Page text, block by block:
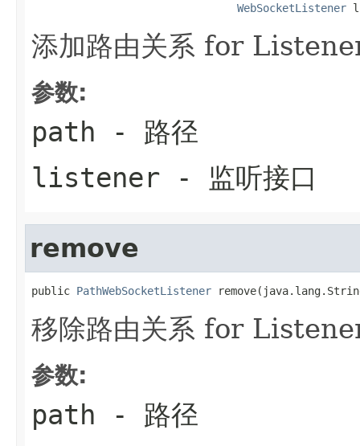
WebSocketListener
添加路由关系 for
参数:
path - 路径
listener - 监听接口
remove
public PathWebSocketListener
移除路由关系 for
参数:
path - 路径